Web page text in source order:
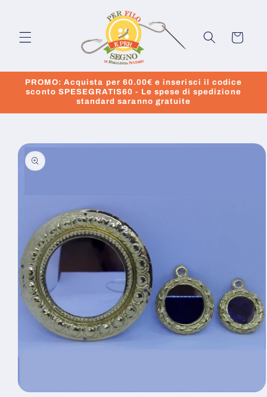
Carrello
PROMO: Acquista per 60.00€ e inserisci il codice
sconto SPESEGRATIS60 - Le spese di spedizione
standard saranno gratuite
Passa alle
informazioni
sul prodotto